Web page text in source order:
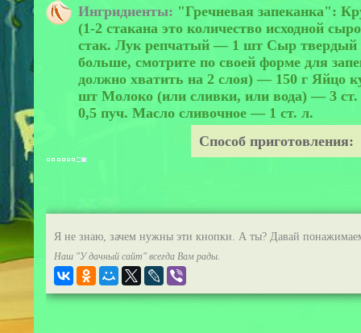
Ингридиенты: "Гречневая запеканка":
(1-2 стакана это количество исходной
стак. Лук репчатый — 1 шт Сыр твердый
больше, смотрите по своей форме для
должно хватить на 2 слоя) — 150 г Яйцо
шт Молоко (или сливки, или вода) — 3
0,5 пуч. Масло сливочное — 1 ст. л.
Способ приготовления:
Я не знаю, зачем нужны эти кнопки. А ты? Давай
Наш "У дачный сайт" всегда Вам рады.